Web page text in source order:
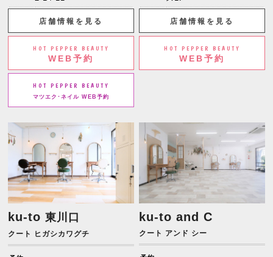
店舗情報を見る
HOT PEPPER BEAUTY
WEB予約
HOT PEPPER BEAUTY
マツエク･ネイル WEB予約
店舗情報を見る
HOT PEPPER BEAUTY
WEB予約
ku-to東川口
クート ヒガシカワグチ
ku-to and C
クート アンド シー